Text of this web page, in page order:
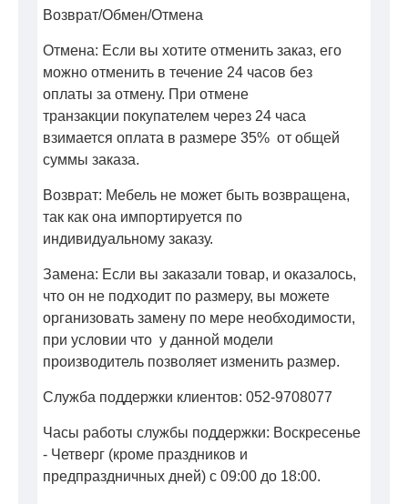
Возврат/Обмен/Отмена
Отмена: Если вы хотите отменить заказ, его
можно отменить в течение 24 часов без
оплаты за отмену. При отмене
транзакции покупателем через 24 часа
взимается оплата в размере 35% от общей
суммы заказа.
Возврат: Мебель не может быть возвращена,
так как она импортируется по
индивидуальному заказу.
Замена: Если вы заказали товар, и оказалось,
что он не подходит по размеру, вы можете
организовать замену по мере необходимости,
при условии что у данной модели
производитель позволяет изменить размер.
Служба поддержки клиентов: 052-9708077
Часы работы службы поддержки: Воскресенье
- Четверг (кроме праздников и
предпраздничных дней) с 09:00 до 18:00.